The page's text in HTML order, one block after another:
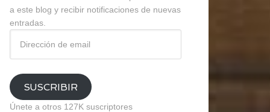
a este blog y recibir notificaciones de nuevas
entradas.
email
SUSCRIBIR
Únete a otros 127K suscriptores